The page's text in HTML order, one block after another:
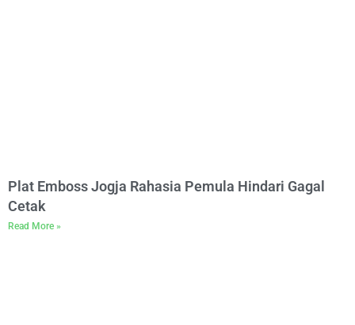
Plat Emboss Jogja Rahasia Pemula Hindari Gagal
Cetak
Read More »